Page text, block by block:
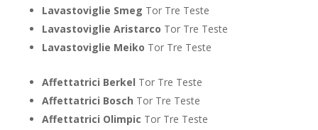
Lavastoviglie Smeg Tor Tre Teste
Lavastoviglie Aristarco Tor Tre Teste
Lavastoviglie Meiko Tor Tre Teste
Affettatrici Berkel Tor Tre Teste
Affettatrici Bosch Tor Tre Teste
Affettatrici Olimpic Tor Tre Teste